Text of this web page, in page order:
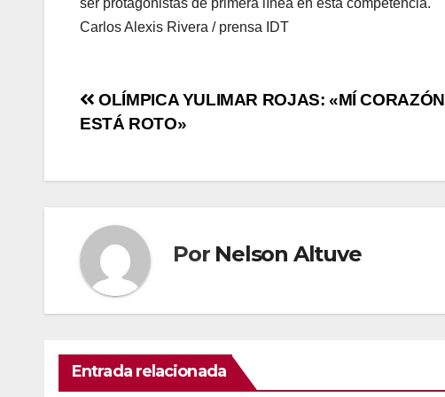
ser protagonistas de primera línea en esta competencia.
Carlos Alexis Rivera / prensa IDT
OLÍMPICA YULIMAR ROJAS: «MÍ CORAZÓN
ESTÁ ROTO»
Por Nelson Altuve
Entrada relacionada